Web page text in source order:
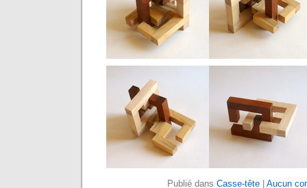
Publié dans Casse-tête Aucun